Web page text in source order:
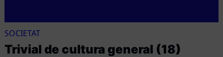
SOCIETAT
Trivial de cultura general (18)